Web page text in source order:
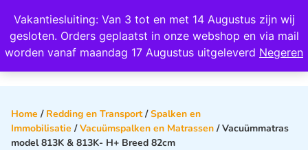
Vakantiesluiting: Van 3 tot en met 14 Augustus zijn wij
gesloten. Orders geplaatst in onze webshop en via mail
worden vanaf maandag 17 Augustus uitgeleverd Negeren
Wij scoren een 4,8 op Google
Home / Redding en Transport/Spalken en
Immobilisatie /Vacuümspalken en Matrassen / Vacuümmatras
model 813K & 813K- H+ Breed 82cm